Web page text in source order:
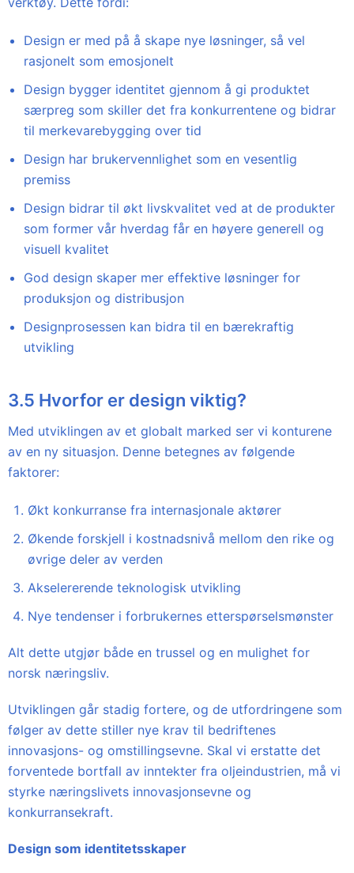
Design er med på å skape nye løsninger, så vel
rasjonelt som emosjonelt
Design bygger identitet gjennom å gi produktet
særpreg som skiller det fra konkurrentene og bidrar
til merkevarebygging over tid
Design har brukervennlighet som en vesentlig
premiss
Design bidrar til økt livskvalitet ved at de produkter
som former vår hverdag får en høyere generell og
visuell kvalitet
God design skaper mer effektive løsninger for
produksjon og distribusjon
Designprosessen kan bidra til en bærekraftig
utvikling
3.5 Hvorfor er design viktig?
Med utviklingen av et globalt marked ser vi konturene
av en ny situasjon. Denne betegnes av følgende
faktorer:
Økt konkurranse fra internasjonale aktører
Økende forskjell i kostnadsnivå mellom den rike og
øvrige deler av verden
Akselererende teknologisk utvikling
Nye tendenser i forbrukernes etterspørselsmønster
Alt dette utgjør både en trussel og en mulighet for
norsk næringsliv.
Utviklingen går stadig fortere, og de utfordringene som
følger av dette stiller nye krav til bedriftenes
innovasjons- og omstillingsevne. Skal vi erstatte det
forventede bortfall av inntekter fra oljeindustrien, må vi
styrke næringslivets innovasjonsevne og
konkurransekraft.
Design som identitetsskaper